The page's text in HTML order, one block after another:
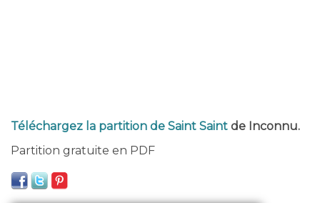
Téléchargez la partition de Saint Saint de Inconnu.
Partition gratuite en PDF